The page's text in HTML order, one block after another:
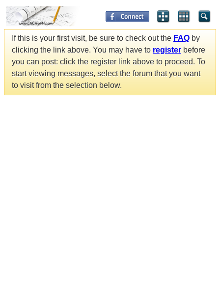
If this is your first visit, be sure to check out the FAQ by
clicking the link above. You may have to register before
you can post: click the register link above to proceed. To
start viewing messages, select the forum that you want
to visit from the selection below.